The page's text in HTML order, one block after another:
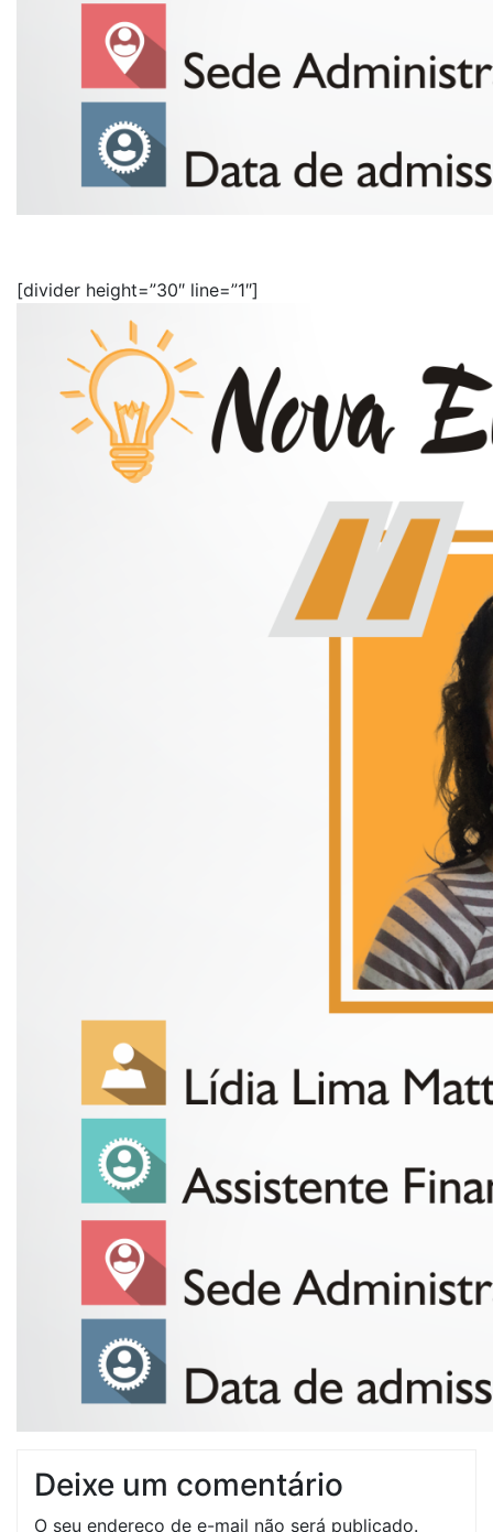
[divider height=”30″ line=”1″]
Deixe um comentário
O seu endereço de e-mail não será publicado.